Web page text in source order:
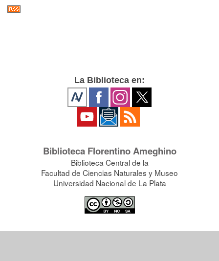
La Biblioteca en:
Biblioteca Florentino Ameghino
Biblioteca Central de la
Facultad de Ciencias Naturales y Museo
Universidad Nacional de La Plata